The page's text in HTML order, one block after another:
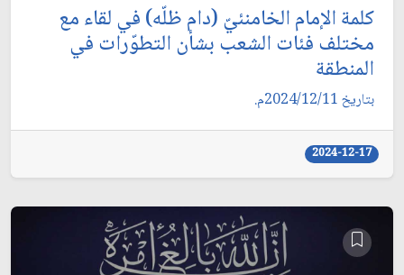
كلمة الإمام الخامنئيّ (دام ظلّه) في لقاء مع
مختلف فئات الشعب بشأن التطوّرات في
المنطقة
بتاريخ 2024/12/11م.
2024-12-17